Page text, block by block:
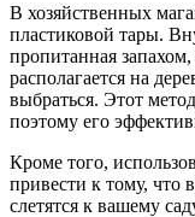
В хозяйственных
пластиковой тары.
пропитанная
располагается на
выбраться. Этот
поэтому его
Кроме того,
привести к тому, что
слетятся к вашему